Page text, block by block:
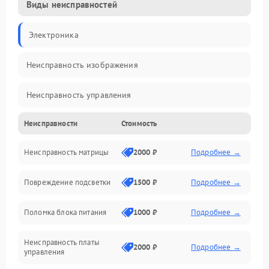
Виды неисправностей
Электроника
Неисправность изображения
Неисправность управления
Неисправность интерфейсов
Прочие неисправности
Неисправность звука
Механические повреждения
Неисправности Стоимость
Неисправность матрицы 2000 ₽ Подробнее →
Повреждение подсветки 1500 ₽ Подробнее →
Поломка блока питания 1000 ₽ Подробнее →
Неисправность платы
управления
2000 ₽ Подробнее →